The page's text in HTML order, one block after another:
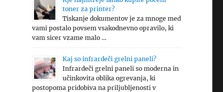
toner za printer?
Tiskanje dokumentov je za mnoge med
vami postalo povsem vsakodnevno opravilo, ki
vam sicer vzame malo …
Kaj so infrardeči grelni paneli?
Infrardeči grelni paneli so moderna in
učinkovita oblika ogrevanja, ki
postopoma pridobiva na priljubljenosti v